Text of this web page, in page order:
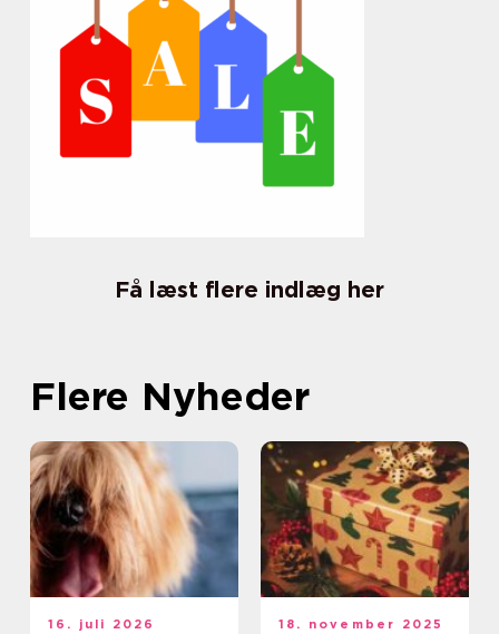
Få læst flere indlæg her
Flere Nyheder
16. juli 2026 18. november 2025